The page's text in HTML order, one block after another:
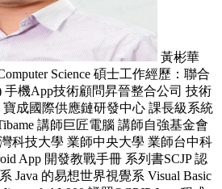
黃彬華
Science 碩士工作經歷：聯合
手機App技術顧問昇晉整合公司 技術
成國際供應鏈研發中心 課長級系統
講師巨匠電腦 講師自強基金會
科技大學 業師中央大學 業師台中科
App 開發教戰手冊 系列書SCJP 認
Java 的易想世界視覺系 Visual Basic